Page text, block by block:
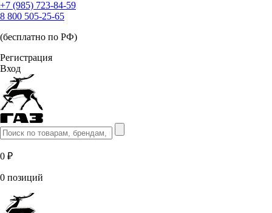
+7 (985) 723-84-59
8 800 505-25-65
(бесплатно по РФ)
Регистрация
Вход
0 ₽
0 позиций